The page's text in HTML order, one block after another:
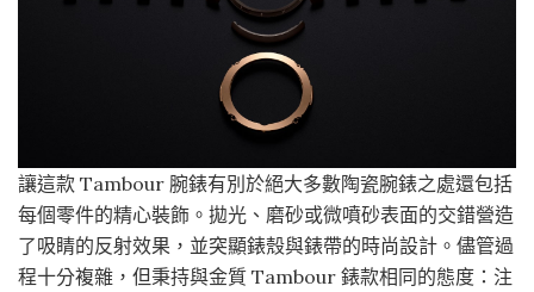
讓這款 Tambour 腕錶有別於絕大多數陶瓷腕錶之處還包括
每個零件的精心裝飾。拋光、磨砂或微噴砂表面的交錯營造
了吸睛的反射效果，並突顯錶殼與錶帶的時尚設計。儘管過
程十分複雜，但秉持與金質 Tambour 錶款相同的態度：注